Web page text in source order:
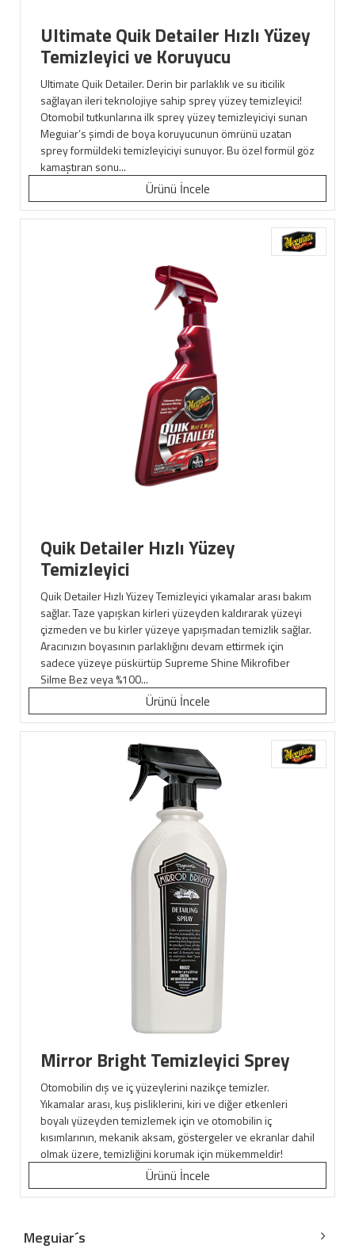
Ultimate Quik Detailer Hızlı Yüzey
Temizleyici ve Koruyucu
Ultimate Quik Detailer. Derin bir parlaklık ve su iticilik
sağlayan ileri teknolojiye sahip sprey yüzey temizleyici!
Otomobil tutkunlarına ilk sprey yüzey temizleyiciyi sunan
Meguiar’s şimdi de boya koruyucunun ömrünü uzatan
sprey formüldeki temizleyiciyi sunuyor. Bu özel formül göz
kamaştıran sonu...
Ürünü İncele
Quik Detailer Hızlı Yüzey
Temizleyici
Quik Detailer Hızlı Yüzey Temizleyici yıkamalar arası bakım
sağlar. Taze yapışkan kirleri yüzeyden kaldırarak yüzeyi
çizmeden ve bu kirler yüzeye yapışmadan temizlik sağlar.
Aracınızın boyasının parlaklığını devam ettirmek için
sadece yüzeye püskürtüp Supreme Shine Mikrofiber
Silme Bez veya %100...
Ürünü İncele
Mirror Bright Temizleyici Sprey
Otomobilin dış ve iç yüzeylerini nazikçe temizler.
Yıkamalar arası, kuş pisliklerini, kiri ve diğer etkenleri
boyalı yüzeyden temizlemek için ve otomobilin iç
kısımlarının, mekanik aksam, göstergeler ve ekranlar dahil
olmak üzere, temizliğini korumak için mükemmeldir!
Ürünü İncele
Meguiar´s